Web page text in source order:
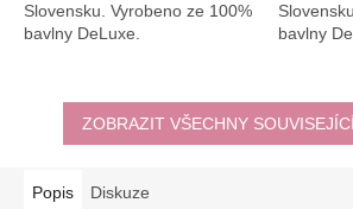
Slovensku. Vyrobeno ze 100%
bavlny DeLuxe.
bavlny
ZOBRAZIT VŠECHNY
Popis Diskuze